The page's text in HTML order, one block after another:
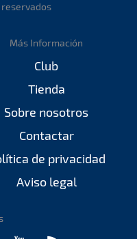
reservados
Más Información
Club
Tienda
Sobre nosotros
Contactar
de privacidad
Aviso legal